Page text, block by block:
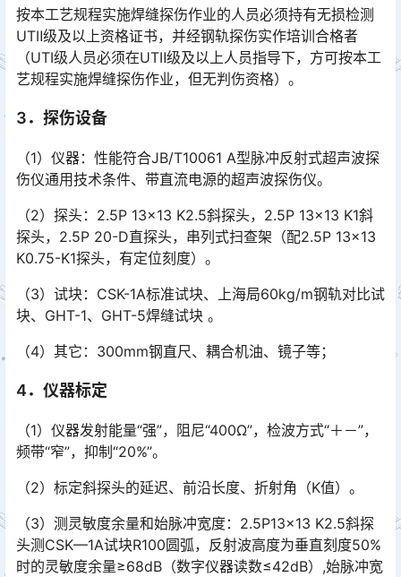
按本工艺规程实施焊缝探伤作业的人员必须持有无损检测
UTⅡ级及以上资格证书，并经钢轨探伤实作培训合格者
（UTⅠ级人员必须在UTⅡ级及以上人员指导下，方可按本工
艺规程实施焊缝探伤作业，但无判伤资格）。󠅅󠅃󠄵󠅂󠄪󠇖󠆨󠆨󠇕󠆞󠆒󠅬󠇘󠆭󠆘󠇙󠆝󠅵󠇗󠆭󠆁󠄐󠇗󠅹󠅸󠇖󠆍󠅳󠇖󠅹󠅰󠇖󠆌󠅹
3．探伤设备
（1）仪器：性能符合JB/T10061 A型脉冲反射式超声波探
伤仪通用技术条件、带直流电源的超声波探伤仪。
（2）探头：2.5P 13×13 K2.5斜探头，2.5P 13×13 K1斜
探头，2.5P 20-D直探头，串列式扫查架（配2.5P 13×13
K0.75-K1探头，有定位刻度）。󠅅󠅃󠄵󠅂󠄪󠇖󠆨󠆨󠇕󠆞󠆒󠅬󠇘󠆭󠆘󠇙󠆝󠅵󠇗󠆭󠆁󠄐󠇗󠅹󠅸󠇖󠆍󠅳󠇖󠅹󠅰󠇖󠆌󠅹
（3）试块：CSK-1A标准试块、上海局60kg/m钢轨对比试
块、GHT-1、GHT-5焊缝试块 。
（4）其它：300mm钢直尺、耦合机油、镜子等；
4．仪器标定
（1）仪器发射能量“强”，阻尼“400Ω”，检波方式“＋－”，
频带“窄”，抑制“20%”。
（2）标定斜探头的延迟、前沿长度、折射角（K值）。
（3）测灵敏度余量和始脉冲宽度：2.5P13×13 K2.5斜探
头测CSK—1A试块R100圆弧，反射波高度为垂直刻度50%
时的灵敏度余量≥68dB（数字仪器读数≤42dB）,始脉冲宽